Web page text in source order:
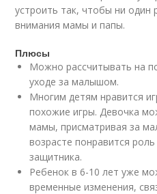
устроить так, чтобы ни один
внимания мамы и папы.
Плюсы
Можно рассчитывать на
уходе за малышом.
Многим детям нравится
похожие игры. Девочка
мамы, присматривая за
возрасте понравится
защитника.
Ребенок в 6-10 лет уже
временные изменения,